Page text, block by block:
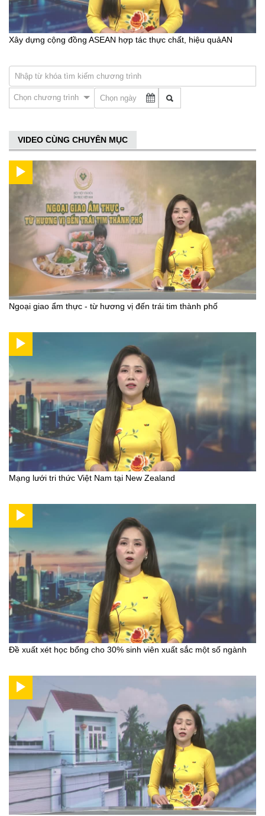
Xây dựng cộng đồng ASEAN hợp tác thực chất, hiệu quảAN
Chọn chương trình
VIDEO CÙNG CHUYÊN MỤC
Ngoại giao ẩm thực - từ hương vị đến trái tim thành phố
Mạng lưới tri thức Việt Nam tại New Zealand
Đề xuất xét học bổng cho 30% sinh viên xuất sắc một số ngành